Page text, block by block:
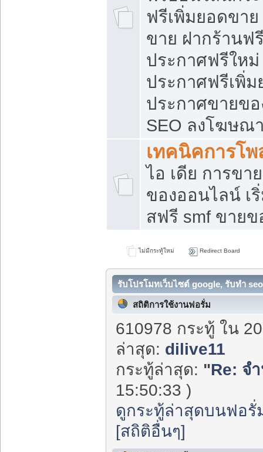
ฟรีเพิ่มยอดขา
ขาย ฝากร้านฟ
ประกาศฟรีใหม่
ประกาศฟรีเพิ่
ประกาศขายข
SEO ลงโฆษณ
เทคนิคการโ
ไอ เดีย การขา
ของออนไลน์ เ
สฟรี smf ขาย
ไม่มีกระทู้ใหม่ Redirect Board
รับโปรโมทเว็บไซต์ google, รับทำ
สถิติการใช้งานฟอรั่ม
610978 กระทู้ ใน
ล่าสุด: dilive11
กระทู้ล่าสุด: "Re: จ
15:50:33 )
ดูกระทู้ล่าสุดบนฟอรั่
[สถิติอื่นๆ]